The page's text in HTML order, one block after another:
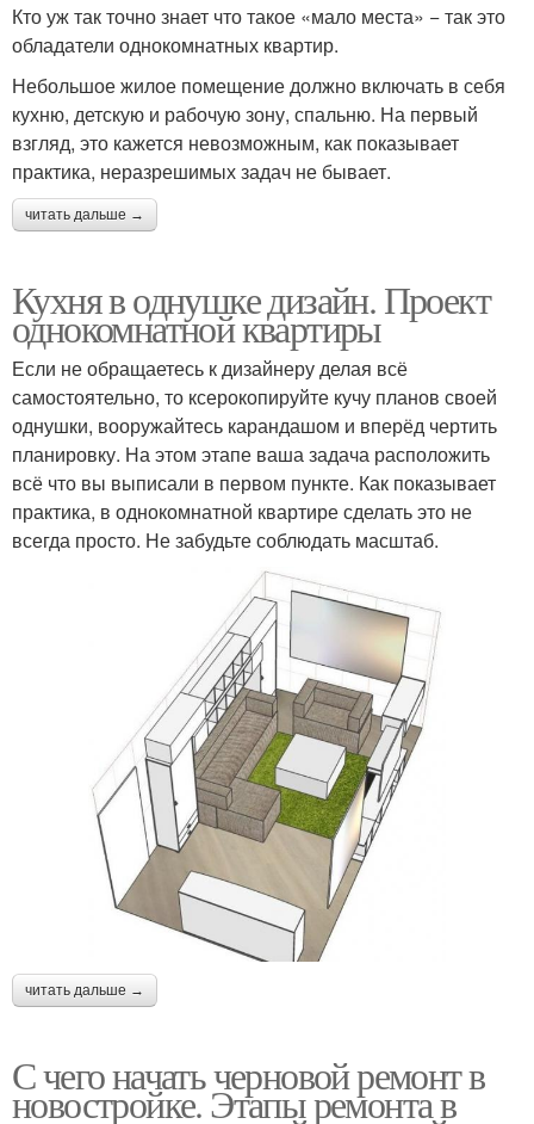
Кто уж так точно знает что такое «мало места» − так это
обладатели однокомнатных квартир.
Небольшое жилое помещение должно включать в себя
кухню, детскую и рабочую зону, спальню. На первый
взгляд, это кажется невозможным, как показывает
практика, неразрешимых задач не бывает.
читать дальше →
Кухня в однушке дизайн. Проект
однокомнатной квартиры
Если не обращаетесь к дизайнеру делая всё
самостоятельно, то ксерокопируйте кучу планов своей
однушки, вооружайтесь карандашом и вперёд чертить
планировку. На этом этапе ваша задача расположить
всё что вы выписали в первом пункте. Как показывает
практика, в однокомнатной квартире сделать это не
всегда просто. Не забудьте соблюдать масштаб.
читать дальше →
С чего начать черновой ремонт в
новостройке. Этапы ремонта в